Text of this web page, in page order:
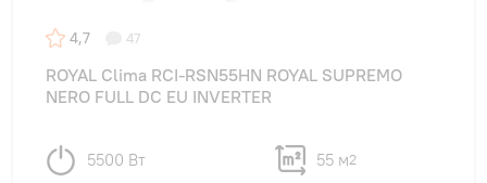
4,7 47
ROYAL Clima RCI-RSN55HN ROYAL SUPREMO
NERO FULL DC EU INVERTER
5500 Вт 55 м2